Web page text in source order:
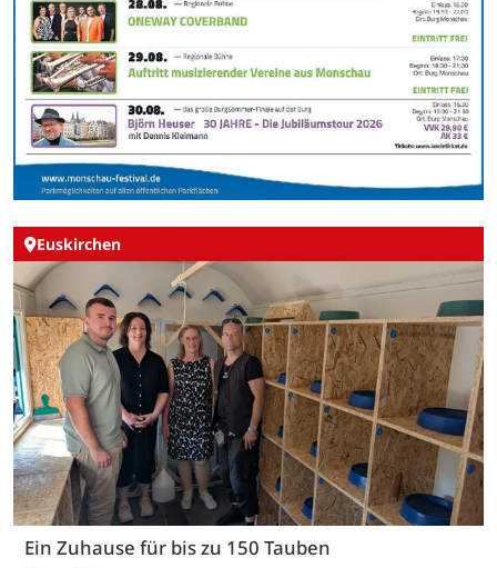
Euskirchen
Ein Zuhause für bis zu 150 Tauben